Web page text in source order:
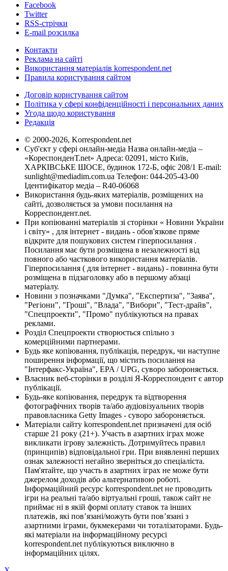
Facebook
Twitter
RSS-стрічки
E-mail розсилка
Контакти
Реклама на сайті
Використання матеріалів korrespondent.net
Правила користування сайтом
Договір користування сайтом
Політика у сфері конфіденційності і персональних даних
Угода щодо користування
Редакція
© 2000-2026, Korrespondent.net
Суб'єкт у сфері онлайн-медіа Назва онлайн-медіа –
«КореспонденТ.net» Адреса: 02091, місто Київ,
ХАРКІВСЬКЕ ШОСЕ, будинок 172-Б, офіс 208/1 E-mail:
sunlight@mediadim.com.ua Телефон: 044-205-43-00
Ідентифікатор медіа – R40-06068
Використання будь-яких матеріалів, розміщених на
сайті, дозволяється за умови посилання на
Корреспондент.net.
При копіюванні матеріалів зі сторінки « Новини України
і світу» , для інтернет - видань - обов'язкове пряме
відкрите для пошукових систем гіперпосилання .
Посилання має бути розміщена в незалежності від
повного або часткового використання матеріалів.
Гіперпосилання ( для інтернет - видань) - повинна бути
розміщена в підзаголовку або в першому абзаці
матеріалу.
Новини з позначками "Думка", "Експертиза", "Заява",
"Регіони", "Гроші", "Влада", "Вибори", "Тест-драйв",
"Спецпроекти", "Промо" публікуються на правах
реклами.
Розділ Спецпроекти створюється спільно з
комерційними партнерами.
Будь яке копіювання, публікація, передрук, чи наступне
поширення інформації, що містить посилання на
"Інтерфакс-Україна", EPA / UPG, суворо забороняється.
Власник веб-сторінки в розділі Я-Корреспондент є автор
публікації.
Будь-яке копіювання, передрук та відтворення
фотографічних творів та/або аудіовізуальних творів
правовласника Getty Images - суворо забороняється.
Матеріали сайту korrespondent.net призначені для осіб
старше 21 року (21+). Участь в азартних іграх може
викликати ігрову залежність. Дотримуйтесь правил
(принципів) відповідальної гри. При виявленні перших
ознак залежності негайно зверніться до спеціаліста.
Пам'ятайте, що участь в азартних іграх не може бути
джерелом доходів або альтернативою роботі.
Інформаційний ресурс korrespondent.net не проводить
ігри на реальні та/або віртуальні гроші, також сайт не
приймає ні в якій формі оплату ставок та інших
платежів, які пов’язані/можуть бути пов’язані з
азартними іграми, букмекерами чи тоталізаторами. Будь-
які матеріали на інформаційному ресурсі
korrespondent.net публікуються виключно в
інформаційних цілях.